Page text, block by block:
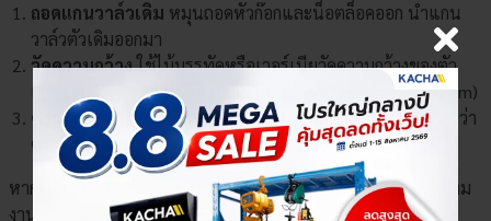
ถอดแกนวาล์วเดิม หมุนถอดหัวก๊อกและน็อตล็อคออก นำแกน
วาล์วตัวเดิมออกมา
วัดความกว้างใช้ไม้บรรทัดหรือเวอร์เนียวัดความกว้างของตัว
เรือน (ขนาดมาตรฐานที่พบบ่อยคือ 25mm, 35mm และ 40mm)
ตรวจสอบฐาน/ขาล็อคเช็คตำแหน่งขาเดือยที่ฐานแกนวาล์วว่า
ตรงกับก๊อกเดิมหรือไม่
หากไม่มั่นใจ สามารถถ่ายรูปแกนวาล์วเดิมพร้อมวัดขนาด ส่งให้ทีม
งาน Kacha (Thailand) ช่วยเช็คให้ได้เลย
เลือกตัวเลือกสินค้า